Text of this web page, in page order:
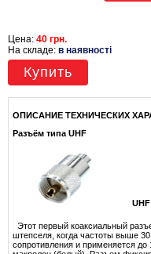
Цена: 40 грн.
На складе: в наявності
Купить
ОПИСАНИЕ ТЕХНИЧЕСКИХ
Разъём типа UHF
Этот первый коаксиальный
штепселя, ког­да частоты выше
сопротивления и применяется